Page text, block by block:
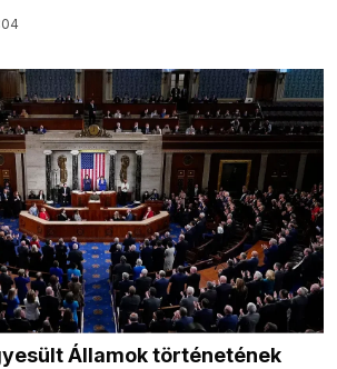
Államok történetének